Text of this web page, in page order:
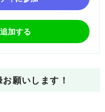
加する
願いします！